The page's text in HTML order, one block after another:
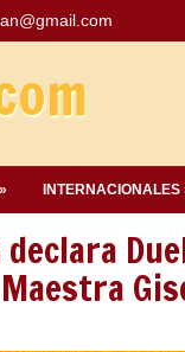
INTERNACIONALES
declara